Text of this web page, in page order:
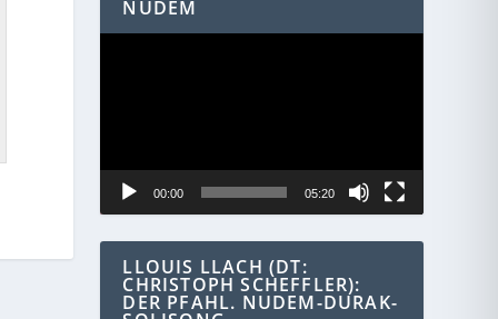
NUDEM
00:00 05:20
LLOUIS LLACH (DT:
CHRISTOPH SCHEFFLER):
DER PFAHL. NUDEM-DURAK-